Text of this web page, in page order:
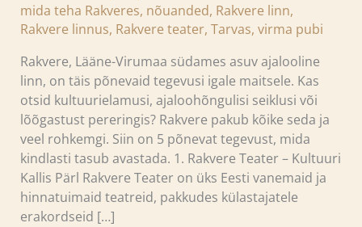
mida teha Rakveres, nõuanded, Rakvere linn,
Rakvere linnus, Rakvere teater, Tarvas, virma pubi
Rakvere, Lääne-Virumaa südames asuv ajalooline
linn, on täis põnevaid tegevusi igale maitsele. Kas
otsid kultuurielamusi, ajaloohõngulisi seiklusi või
lõõgastust pereringis? Rakvere pakub kõike seda ja
veel rohkemgi. Siin on 5 põnevat tegevust, mida
kindlasti tasub avastada. 1. Rakvere Teater – Kultuuri
Kallis Pärl Rakvere Teater on üks Eesti vanemaid ja
hinnatuimaid teatreid, pakkudes külastajatele
erakordseid […]